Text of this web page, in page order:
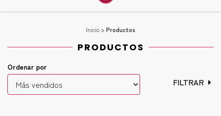
Inicio > Productos
PRODUCTOS
Ordenar por
FILTRAR